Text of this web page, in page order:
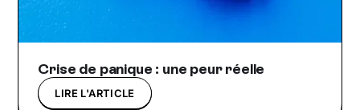
Crise de panique : une peur réelle
LIRE L'ARTICLE